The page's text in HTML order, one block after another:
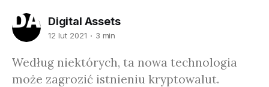
Digital Assets
12 lut 2021 3 min
Według niektórych, ta nowa technologia
może zagrozić istnieniu kryptowalut.